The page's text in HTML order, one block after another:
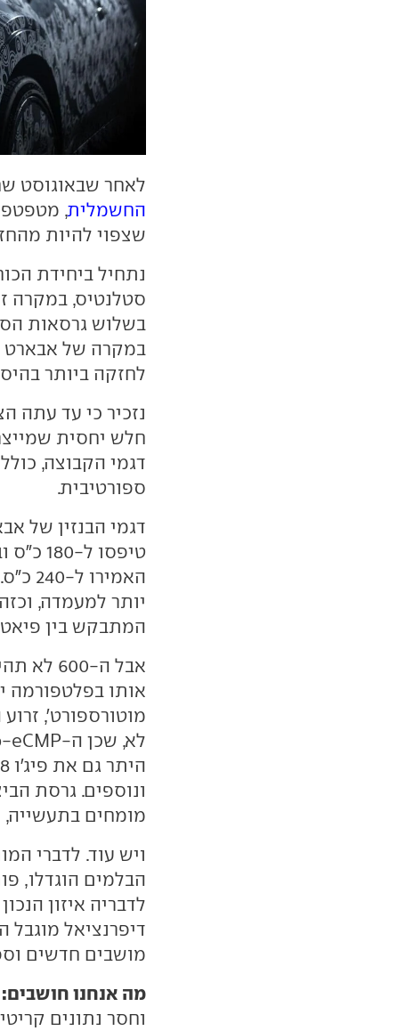
לאחר שבאוגוסט
החשמלית,
שצפוי להיות
נתחיל ביחידת
לחזקה ביותר
ספורטיבית.
דגמי הבנזין של
יותר למעמדה,
המתבקש בין פיאט
אבל ה-
אותו בפלטפורמה
מוטורספורט',
ונוספים. גרסת
מומחים
ויש עוד. לדברי
הבלמים הוגדלו,
לדבריה איזון
דיפרנציאל מוגבל
מושבים חדשים
מה אנחנו חושבים: